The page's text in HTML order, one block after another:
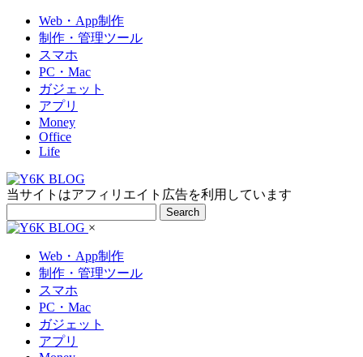
Web・App制作
制作・管理ツール
スマホ
PC・Mac
ガジェット
アプリ
Money
Office
Life
当サイトはアフィリエイト広告を利用しています
Search
×
Web・App制作
制作・管理ツール
スマホ
PC・Mac
ガジェット
アプリ